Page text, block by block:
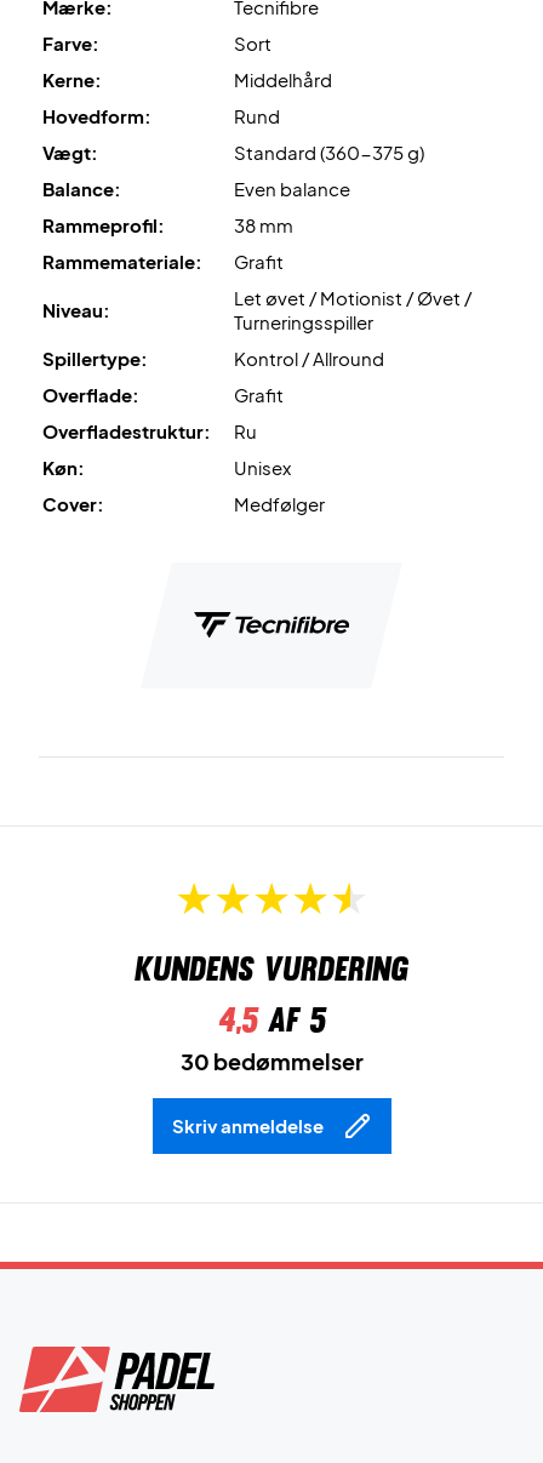
Leveres med cover.
Mærke:
Tecnifibre
Farve:
Sort
Kerne:
Middelhård
Hovedform:
Rund
Vægt:
Standard (360-375 g)
Balance:
Even balance
Rammeprofil:
38 mm
Rammemateriale:
Grafit
Niveau:
Let øvet / Motionist / Øvet /
Turneringsspiller
Spillertype:
Kontrol / Allround
Overflade:
Grafit
Overfladestruktur:
Ru
Køn:
Unisex
Cover:
Medfølger
Kundens vurdering
4,5af 5
30 bedømmelser
Skriv anmeldelse